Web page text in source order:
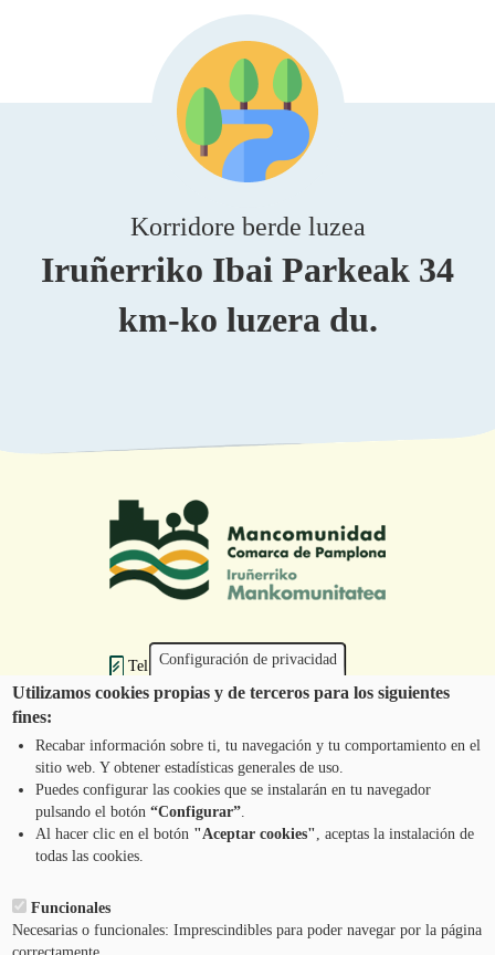
Korridore berde luzea
Iruñerriko Ibai Parkeak 34
km-ko luzera du.
Tel.: 948 203 444
atencion@mancoeduca.com
Iruñerriko Mankomunitatearen Ingurumen
Heziketarako Eskola Programa
Pie
JARRI HARREMANETAN GUREKIN
ZERBITZUAREN BALDINTZAK
Configuración de privacidad
Utilizamos cookies propias y de terceros para los siguientes
fines:
Recabar información sobre ti, tu navegación y tu comportamiento en el
sitio web. Y obtener estadísticas generales de uso.
Puedes configurar las cookies que se instalarán en tu navegador
pulsando el botón“Configurar”.
Al hacer clic en el botón "Aceptar cookies", aceptas la instalación de
todas las cookies.
Funcionales
Necesarias o funcionales: Imprescindibles para poder navegar por la página